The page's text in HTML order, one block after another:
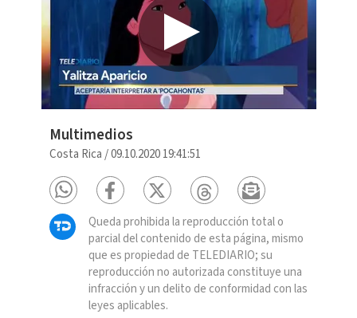
Multimedios
Costa Rica /09.10.2020 19:41:51
Queda prohibida la reproducción total o
parcial del contenido de esta página, mismo
que es propiedad de TELEDIARIO; su
reproducción no autorizada constituye una
infracción y un delito de conformidad con las
leyes aplicables.